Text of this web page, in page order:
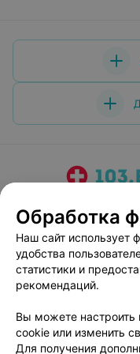
Медицинский
Обработка
Наш сайт использует
удобства
статистики и
рекомендаций.
Вы можете настроить
cookie или изменить
Для получения